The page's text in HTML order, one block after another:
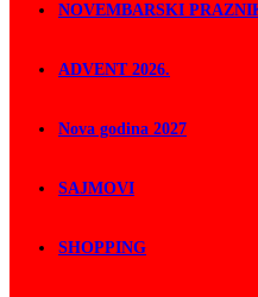
NOVEMBARSKI
ADVENT 2026.
Nova godina 2027
SAJMOVI
SHOPPING